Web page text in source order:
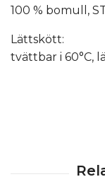
100 % bomull,
Lättskött:
tvättbar i 60°C,